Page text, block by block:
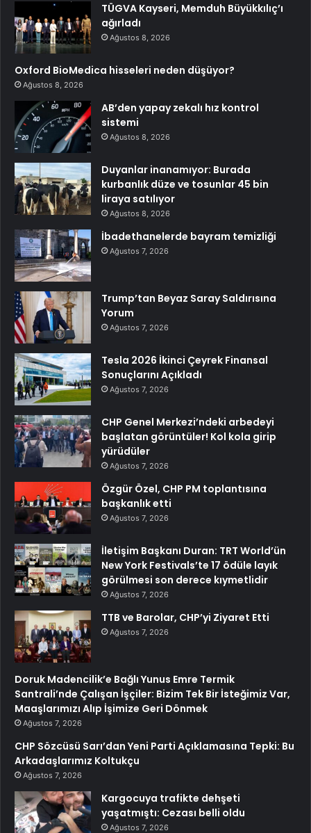
TÜGVA Kayseri, Memduh Büyükkılıç’ı
ağırladı
Ağustos 8, 2026
Oxford BioMedica hisseleri neden düşüyor?
Ağustos 8, 2026
AB’den yapay zekalı hız kontrol
sistemi
Ağustos 8, 2026
Duyanlar inanamıyor: Burada
kurbanlık düze ve tosunlar 45 bin
liraya satılıyor
Ağustos 8, 2026
İbadethanelerde bayram temizliği
Ağustos 7, 2026
Trump’tan Beyaz Saray Saldırısına
Yorum
Ağustos 7, 2026
Tesla 2026 İkinci Çeyrek Finansal
Sonuçlarını Açıkladı
Ağustos 7, 2026
CHP Genel Merkezi’ndeki arbedeyi
başlatan görüntüler! Kol kola girip
yürüdüler
Ağustos 7, 2026
Özgür Özel, CHP PM toplantısına
başkanlık etti
Ağustos 7, 2026
İletişim Başkanı Duran: TRT World’ün
New York Festivals’te 17 ödüle layık
görülmesi son derece kıymetlidir
Ağustos 7, 2026
TTB ve Barolar, CHP’yi Ziyaret Etti
Ağustos 7, 2026
Doruk Madencilik’e Bağlı Yunus Emre Termik
Santrali’nde Çalışan İşçiler: Bizim Tek Bir İsteğimiz Var,
Maaşlarımızı Alıp İşimize Geri Dönmek
Ağustos 7, 2026
CHP Sözcüsü Sarı’dan Yeni Parti Açıklamasına Tepki: Bu
Arkadaşlarımız Koltukçu
Ağustos 7, 2026
Kargocuya trafikte dehşeti
yaşatmıştı: Cezası belli oldu
Ağustos 7, 2026